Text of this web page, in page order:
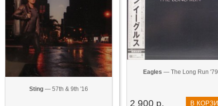
Sting — 57th & 9th '16
Eagles — The Long Run '79
2 900 р. В